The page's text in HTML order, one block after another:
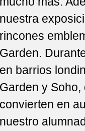
2022-23
2022-23_
2022-23_ BLOG
2022-23_ E. INFANTIL
2022-23_
nuestra
rincones
Garden.
en barrios
Garden y Soho,
convierten en
nuestro